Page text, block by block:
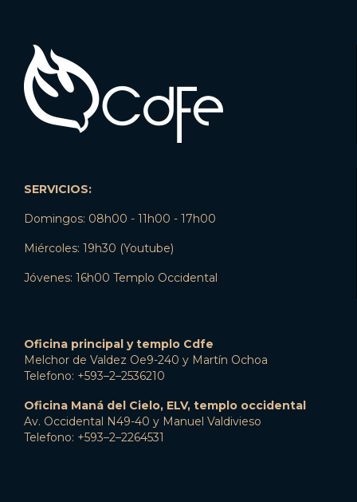
SERVICIOS:
Domingos: 08h00 - 11h00 - 17h00
Miércoles: 19h30 (Youtube)
Jóvenes: 16h00 Templo Occidental
Oficina principal y templo Cdfe
Melchor de Valdez Oe9-240 y Martín Ochoa
Telefono: +593–2–2536210
Oficina Maná del Cielo, ELV, templo occidental
Av. Occidental N49-40 y Manuel Valdivieso
Telefono: +593–2–2264531